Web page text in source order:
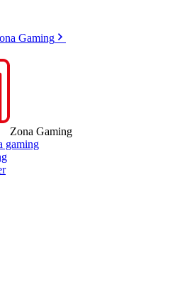
Gaming
Zona Gaming
gaming